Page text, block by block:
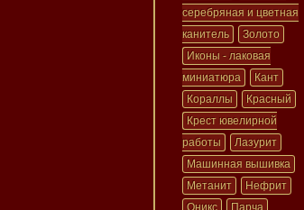
серебряная и цветная
канитель
Золото
Иконы - лаковая
миниатюра
Кант
Кораллы
Красный
Крест ювелирной
работы
Лазурит
Машинная вышивка
Метанит
Нефрит
Оникс
Парча